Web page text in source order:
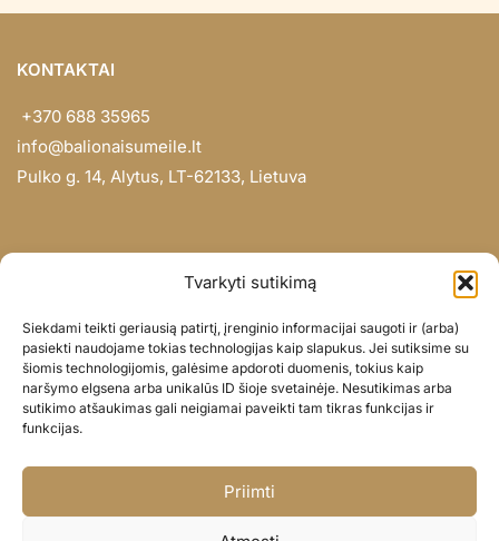
Tvarkyti sutikimą
Siekdami teikti geriausią patirtį, įrenginio informacijai saugoti ir (arba)
pasiekti naudojame tokias technologijas kaip slapukus. Jei sutiksime su
šiomis technologijomis, galėsime apdoroti duomenis, tokius kaip
naršymo elgsena arba unikalūs ID šioje svetainėje. Nesutikimas arba
sutikimo atšaukimas gali neigiamai paveikti tam tikras funkcijas ir
funkcijas.
Priimti
KONTAKTAI
+370 688 35965
info@balionaisumeile.lt
Pulko g. 14, Alytus, LT-62133, Lietuva
Didmena
Darbų portfolio
Privatumo politika
Parduotuvės politika